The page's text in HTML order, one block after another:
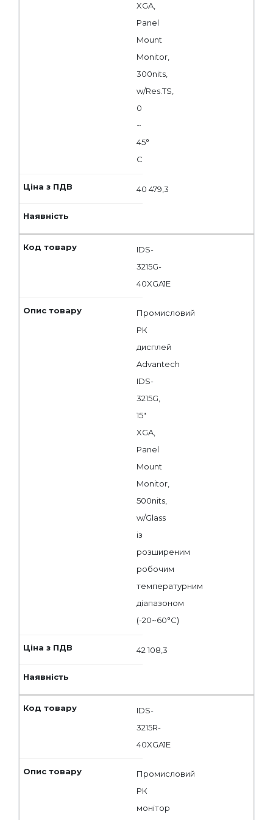
XGA,
Panel
Mount
Monitor,
300nits,
w/Res.TS,
0
~
45°
C
40 479,3
IDS-
3215G-
40XGA1E
Промисловий
РК
дисплей
Advantech
IDS-
3215G,
15"
XGA,
Panel
Mount
Monitor,
500nits,
w/Glass
із
розширеним
робочим
температурним
діапазоном
(-20~60°С)
42 108,3
IDS-
3215R-
40XGA1E
Промисловий
РК
монітор